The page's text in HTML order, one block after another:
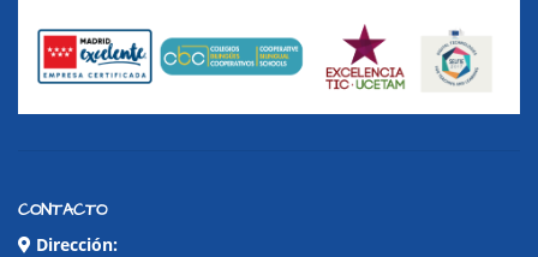
CONTACTO
Dirección: